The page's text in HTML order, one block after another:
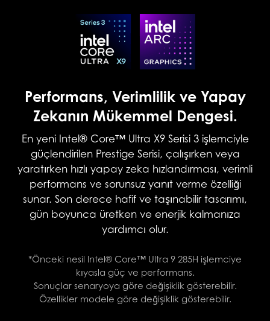
Performans, Verimlilik ve Yapay
Zekanın Mükemmel Dengesi.
En yeni Intel® Core™ Ultra X9 Serisi 3 işlemciyle
güçlendirilen Prestige Serisi, çalışırken veya
yaratırken hızlı yapay zeka hızlandırması, verimli
performans ve sorunsuz yanıt verme özelliği
sunar. Son derece hafif ve taşınabilir tasarımı,
gün boyunca üretken ve enerjik kalmanıza
yardımcı olur.
*Önceki nesil Intel® Core™ Ultra 9 285H işlemciye
kıyasla güç ve performans.
Sonuçlar senaryoya göre değişiklik gösterebilir.
Özellikler modele göre değişiklik gösterebilir.